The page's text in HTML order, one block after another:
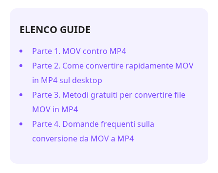
ELENCO GUIDE
Parte 1. MOV contro MP4
Parte 2. Come convertire rapidamente MOV
in MP4 sul desktop
Parte 3. Metodi gratuiti per convertire file
MOV in MP4
Parte 4. Domande frequenti sulla
conversione da MOV a MP4